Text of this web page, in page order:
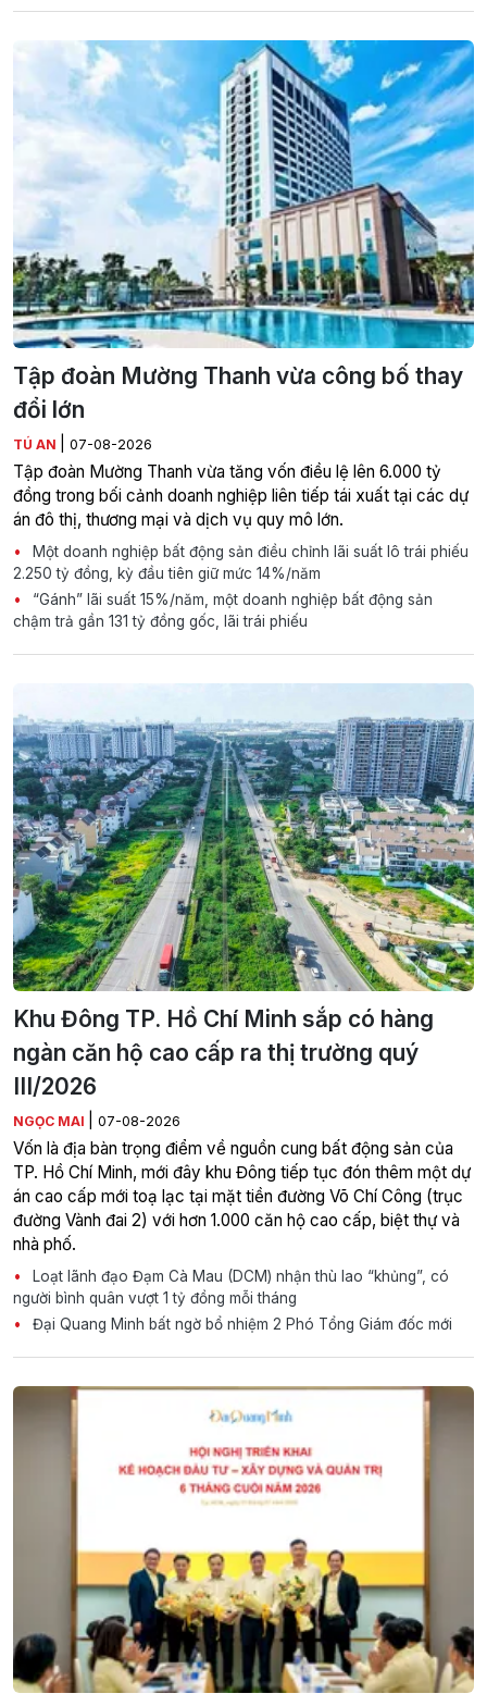
Tập đoàn Mường Thanh vừa công bố thay
đổi lớn
TÚ AN 07-08-2026
Tập đoàn Mường Thanh vừa tăng vốn điều lệ lên 6.000 tỷ
đồng trong bối cảnh doanh nghiệp liên tiếp tái xuất tại các dự
án đô thị, thương mại và dịch vụ quy mô lớn.
Một doanh nghiệp bất động sản điều chỉnh lãi suất lô trái phiếu
2.250 tỷ đồng, kỳ đầu tiên giữ mức 14%/năm
“Gánh” lãi suất 15%/năm, một doanh nghiệp bất động sản
chậm trả gần 131 tỷ đồng gốc, lãi trái phiếu
Khu Đông TP. Hồ Chí Minh sắp có hàng
ngàn căn hộ cao cấp ra thị trường quý
III/2026
NGỌC MAI 07-08-2026
Vốn là địa bàn trọng điểm về nguồn cung bất động sản của
TP. Hồ Chí Minh, mới đây khu Đông tiếp tục đón thêm một dự
án cao cấp mới toạ lạc tại mặt tiền đường Võ Chí Công (trục
đường Vành đai 2) với hơn 1.000 căn hộ cao cấp, biệt thự và
nhà phố.
Loạt lãnh đạo Đạm Cà Mau (DCM) nhận thù lao “khủng”, có
người bình quân vượt 1 tỷ đồng mỗi tháng
Đại Quang Minh bất ngờ bổ nhiệm 2 Phó Tổng Giám đốc mới